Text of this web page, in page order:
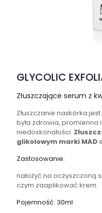
GLYCOLIC
Złuszczające serum z
Złuszczanie naskórka
była zdrowia, promienna
niedoskonałości.
glikolowym marki MAD
Zastosowanie:
nałożyć na oczyszczoną
czym zaaplikować krem.
Pojemność: 30ml